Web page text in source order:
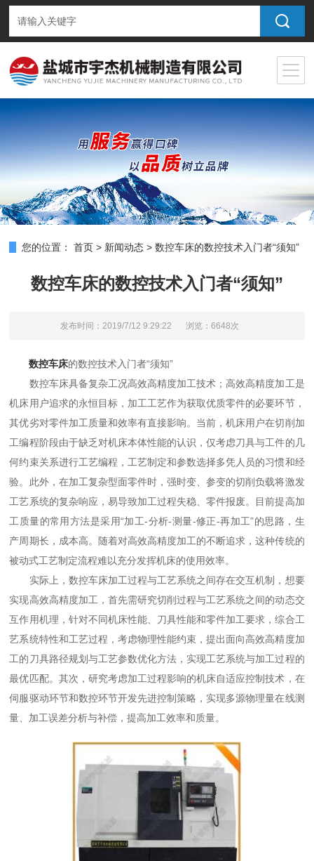
您的位置： 首页 > 新闻动态 >数控车床的数控技术入门者“须知”
数控车床的数控技术入门者“须知”
发布时间：2019/7/12 9:29:22 浏览：6648次
数控车床的数控技术入门者“须知”
数控车床具备复杂工况高效高精度加工技术；高效高精度加工是
机床用户追求的永恒目标，加工工艺作为获取优质零件的必要环节，
其优劣对零件加工质量和效率有直接影响。当前，机床用户在切削加
工编程阶段由于缺乏对机床本体性能的认识，仅考虑刀具与工件的几
何约束关系进行工艺编程，工艺制定和参数选择多凭人员的习惯和经
验。此外，在加工复杂型面零件时，强时变、参变的切削负载将激发
工艺系统的复杂响应，易导致加工过程失稳、零件报废。目前提高加
工质量的常用方法是采用“加工-分析-测量-修正-再加工”的思路，生
产周期长，成本高。随着对高效高精度加工的不断追求，这种传统的
被动式工艺制定流程难以充分发挥机床的使用效率。
实际上，数控车床加工过程与工艺系统之间存在交互机制，想要
实现高效高精度加工，首先需研究切削过程与工艺系统之间的动态交
互作用机理，针对不同机床性能、刀具性能和零件加工要求，综合工
艺系统特性和工艺过程，考虑物理性能约束，提出面向高效高精度加
工的刀具路径规划与工艺参数优化方法，实现工艺系统与加工过程的
最优匹配。其次，研究考虑加工过程影响的机床自适应控制技术，在
伺服驱动环节和数控环节开发先进控制策略，实现多源物理量在线测
量、加工误差分析与补偿，提高加工效率和质量。